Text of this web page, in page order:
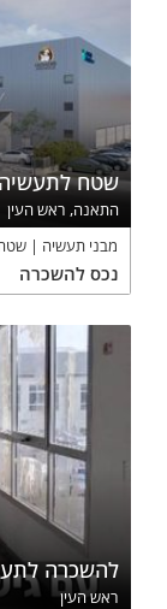
שטח
התאנה, ראש העין
מבני תעשיה
נכס להשכרה
להשכרה לתעשייה
ראש העין